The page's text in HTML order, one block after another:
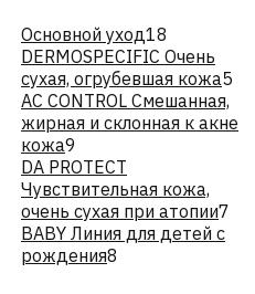
Основной уход18
DERMOSPECIFIC Очень
сухая, огрубевшая кожа5
АС CONTROL Смешанная,
жирная и склонная к акне
кожа9
DA PROTECT
Чувствительная кожа,
очень сухая при атопии7
BABY Линия для детей с
рождения8